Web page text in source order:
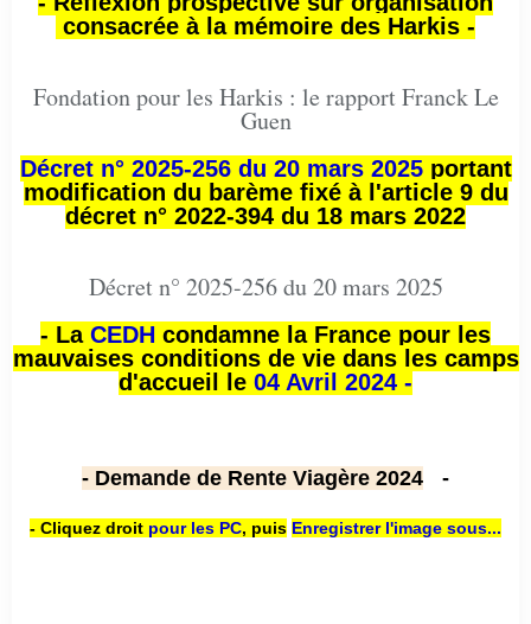
consacrée à la mémoire des Harkis -
Fondation pour les Harkis : le rapport Franck Le
Guen
Décret n° 2025-256 du 20 mars 2025portant
modification du barème fixé à l'article 9 du
décret n° 2022-394 du 18 mars 2022
Décret n° 2025-256 du 20 mars 2025
- La CEDH condamne la France pour les
mauvaises conditions de vie dans les camps
d'accueil le 04 Avril 2024 -
- Demande de Rente Viagère 2024 -
- Cliquez droit pour les PC, puis Enregistrer l'image sous...